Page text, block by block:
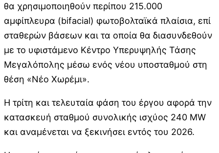
θα χρησιμοποιηθούν περίπου 215.000
αμφίπλευρα (bifacial) φωτοβολταϊκά πλαίσια, επί
σταθερών βάσεων και τα οποία θα διασυνδεθούν
με το υφιστάμενο Κέντρο Υπερυψηλής Τάσης
Μεγαλόπολης μέσω ενός νέου υποσταθμού στη
θέση «Νέο Χωρέμι».
Η τρίτη και τελευταία φάση του έργου αφορά την
κατασκευή σταθμού συνολικής ισχύος 240 MW
και αναμένεται να ξεκινήσει εντός του 2026.